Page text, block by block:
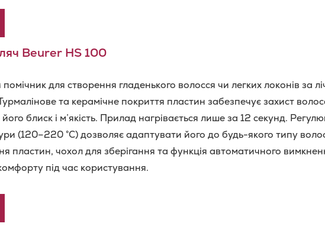
Beurer HS 100
помічник для створення гладенького волосся чи легких локонів за
та керамічне покриття пластин забезпечує захист
його блиск і м’якість. Прилад нагрівається лише за 12 секунд.
(120–220 °C) дозволяє адаптувати його до будь-якого типу
пластин, чохол для зберігання та функція автоматичного
під час користування.